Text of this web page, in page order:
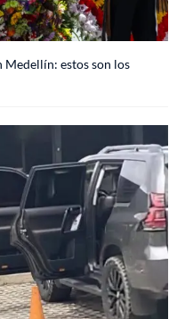
Medellín: estos son los